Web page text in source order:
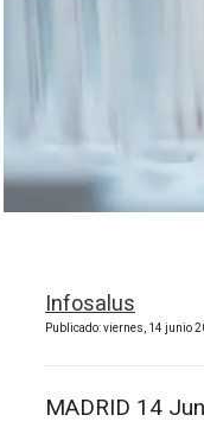
Infosalus
Publicado: viernes, 14 junio
MADRID 14